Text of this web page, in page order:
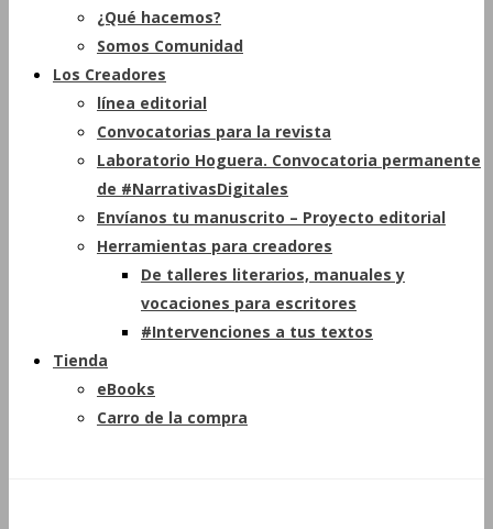
¿Qué hacemos?
Somos Comunidad
Los Creadores
línea editorial
Convocatorias para la revista
Laboratorio Hoguera. Convocatoria permanente
de #NarrativasDigitales
Envíanos tu manuscrito – Proyecto editorial
Herramientas para creadores
De talleres literarios, manuales y
vocaciones para escritores
#Intervenciones a tus textos
Tienda
eBooks
Carro de la compra